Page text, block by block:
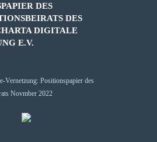
DES
DES
DIGITALE
E.V.